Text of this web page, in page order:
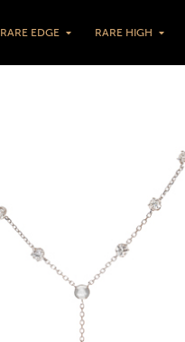
RARE EDGE RARE HIGH